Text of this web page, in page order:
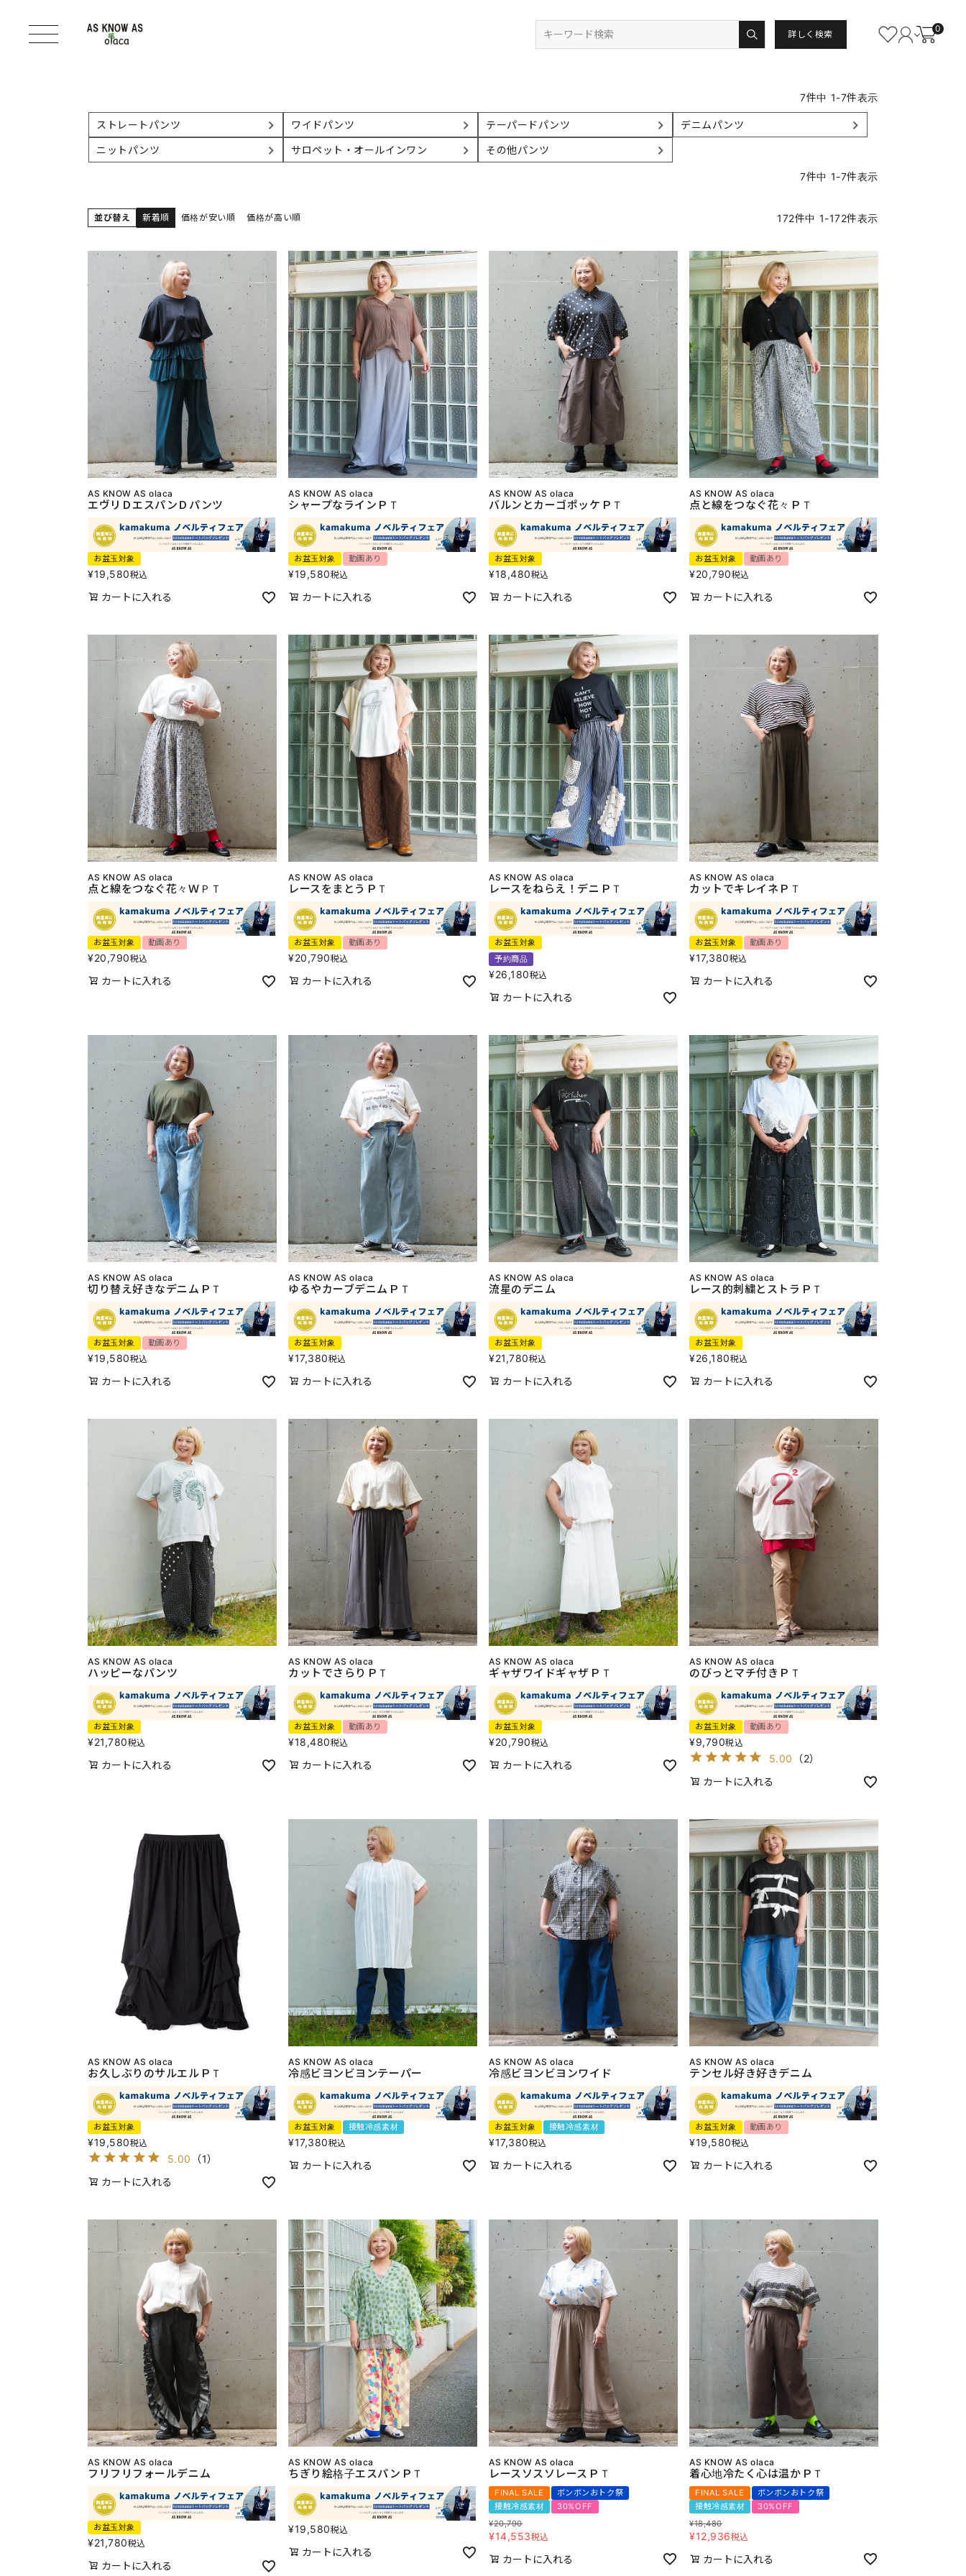
詳しく検索
0
7件中 1-7件表示
ストレートパンツ ワイドパンツ テーパードパンツ デニムパンツ
ニットパンツ サロペット・オールインワン その他パンツ
7件中 1-7件表示
並び替え 新着順 価格が安い順 価格が高い順 172件中 1-172件表示
AS KNOW AS olaca
エヴリＤエスパンＤパンツ
お盆玉対象
¥19,580税込
カートに入れる
AS KNOW AS olaca
シャープなラインＰＴ
お盆玉対象 動画あり
¥19,580税込
カートに入れる
AS KNOW AS olaca
バルンとカーゴポッケＰＴ
お盆玉対象
¥18,480税込
カートに入れる
AS KNOW AS olaca
点と線をつなぐ花々ＰＴ
お盆玉対象 動画あり
¥20,790税込
カートに入れる
AS KNOW AS olaca
点と線をつなぐ花々ＷＰＴ
お盆玉対象 動画あり
¥20,790税込
カートに入れる
AS KNOW AS olaca
レースをまとうＰＴ
お盆玉対象 動画あり
¥20,790税込
カートに入れる
AS KNOW AS olaca
レースをねらえ！デニＰＴ
お盆玉対象
予約商品
¥26,180税込
カートに入れる
AS KNOW AS olaca
カットでキレイネＰＴ
お盆玉対象 動画あり
¥17,380税込
カートに入れる
AS KNOW AS olaca
切り替え好きなデニムＰＴ
お盆玉対象 動画あり
¥19,580税込
カートに入れる
AS KNOW AS olaca
ゆるやカーブデニムＰＴ
お盆玉対象
¥17,380税込
カートに入れる
AS KNOW AS olaca
流星のデニム
お盆玉対象
¥21,780税込
カートに入れる
AS KNOW AS olaca
レース的刺繍とストラＰＴ
お盆玉対象
¥26,180税込
カートに入れる
AS KNOW AS olaca
ハッピーなパンツ
お盆玉対象
¥21,780税込
カートに入れる
AS KNOW AS olaca
カットでさらりＰＴ
お盆玉対象 動画あり
¥18,480税込
カートに入れる
AS KNOW AS olaca
ギャザワイドギャザＰＴ
お盆玉対象
¥20,790税込
カートに入れる
AS KNOW AS olaca
のびっとマチ付きＰＴ
お盆玉対象 動画あり
¥9,790税込
5.00 （2）
カートに入れる
AS KNOW AS olaca
お久しぶりのサルエルＰＴ
お盆玉対象
¥19,580税込
5.00 （1）
カートに入れる
AS KNOW AS olaca
冷感ビヨンビヨンテーパー
お盆玉対象 接触冷感素材
¥17,380税込
カートに入れる
AS KNOW AS olaca
冷感ビヨンビヨンワイド
お盆玉対象 接触冷感素材
¥17,380税込
カートに入れる
AS KNOW AS olaca
テンセル好き好きデニム
お盆玉対象 動画あり
¥19,580税込
カートに入れる
AS KNOW AS olaca
フリフリフォールデニム
お盆玉対象
¥21,780税込
カートに入れる
AS KNOW AS olaca
ちぎり絵格子エスパンＰＴ
¥19,580税込
カートに入れる
AS KNOW AS olaca
レースソスソレースＰＴ
FINAL SALE
ボンボンおトク祭
接触冷感素材
30%OFF
¥20,790
¥14,553税込
カートに入れる
AS KNOW AS olaca
着心地冷たく心は温かＰＴ
FINAL SALE
ボンボンおトク祭
接触冷感素材
30%OFF
¥18,480
¥12,936税込
カートに入れる